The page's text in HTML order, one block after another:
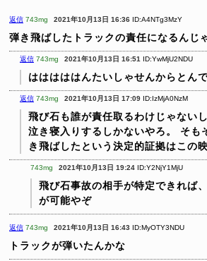
返信 743mg 2021年10月13日 16:36 ID:A4NTg3MzY
弾き飛ばしたトラックの責任になるんじ
返信 743mg 2021年10月13日 16:51 ID:YwMjU2NDU
はははははんたいしゃせんからとん
返信 743mg 2021年10月13日 17:09 ID:IzMjA0NzM
飛び石も誰が責任取るわけじゃない
泣き寝入りするしかないやろ。
そも
き飛ばしたという決定的証拠はこの
743mg 2021年10月13日 19:24 ID:Y2NjY1MjU
飛び石事故の相手が特定できれば
が可能やぞ
返信 743mg 2021年10月13日 16:43 ID:MyOTY3NDU
トラックが弾いたんかな